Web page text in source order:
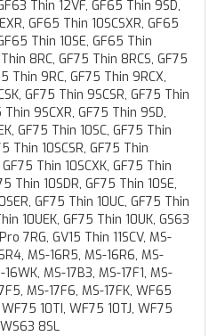
Thin 12VF, GF65 Thin 9SD,
GF65 Thin 10SCSXR, GF65
Thin 10SE, GF65 Thin
8RC, GF75 Thin 8RCS, GF75
Thin 9RC, GF75 Thin 9RCX,
GF75 Thin 9SCSR, GF75 Thin
9SCXR, GF75 Thin 9SD,
GF75 Thin 10SC, GF75 Thin
Thin 10SCSR, GF75 Thin
Thin 10SCXK, GF75 Thin
Thin 10SDR, GF75 Thin 10SE,
GF75 Thin 10UC, GF75 Thin
10UEK, GF75 Thin 10UK, GS63
7RG, GV15 Thin 11SCV, MS-
MS-16R5, MS-16R6, MS-
MS-17B3, MS-17F1, MS-
MS-17F6, MS-17FK, WF65
10TI, WF75 10TJ, WF75
8SL